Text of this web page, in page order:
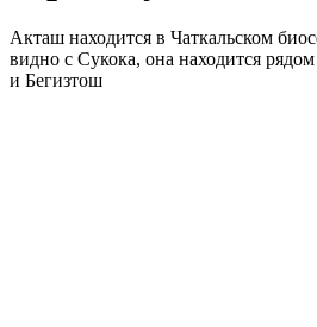
Акташ находится в Чаткальском
видно с Сукока, она находится
и Бегизтош